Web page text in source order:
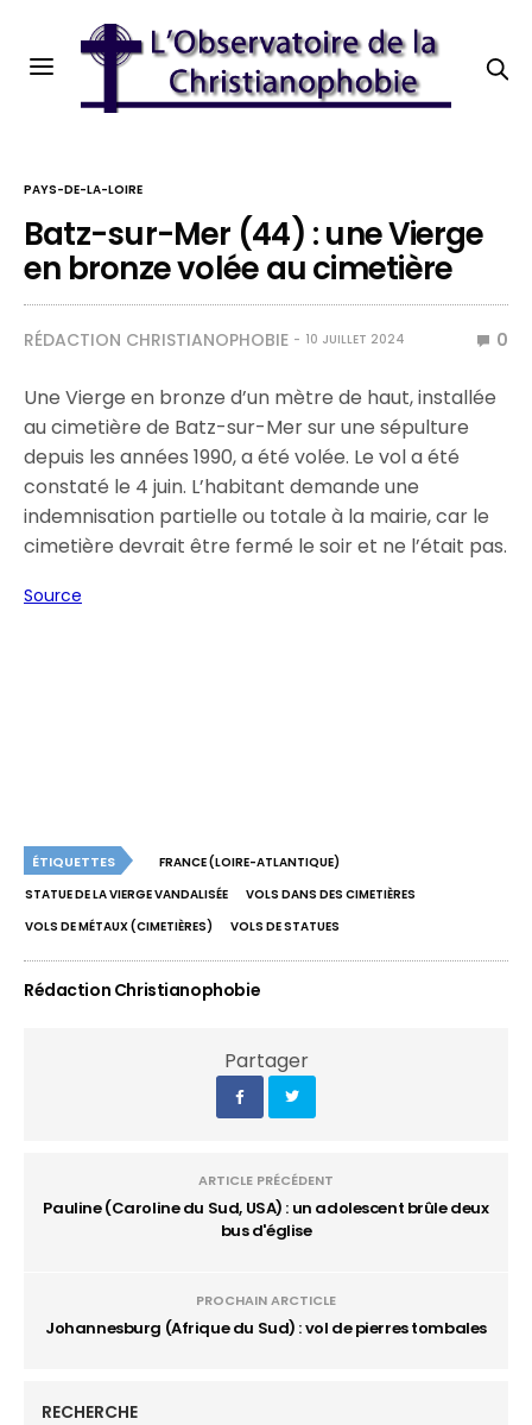
PAYS-DE-LA-LOIRE
Batz-sur-Mer (44) : une Vierge
en bronze volée au cimetière
RÉDACTION CHRISTIANOPHOBIE 10 JUILLET 2024 0
Une Vierge en bronze d’un mètre de haut, installée
au cimetière de Batz-sur-Mer sur une sépulture
depuis les années 1990, a été volée. Le vol a été
constaté le 4 juin. L’habitant demande une
indemnisation partielle ou totale à la mairie, car le
cimetière devrait être fermé le soir et ne l’était pas.
Source
ÉTIQUETTES
FRANCE (LOIRE-ATLANTIQUE)
STATUE DE LA VIERGE VANDALISÉE
VOLS DANS DES CIMETIÈRES
VOLS DE MÉTAUX (CIMETIÈRES)
VOLS DE STATUES
Rédaction Christianophobie
Partager
ARTICLE PRÉCÉDENT
Pauline (Caroline du Sud, USA) : un adolescent brûle deux
bus d'église
PROCHAIN ARCTICLE
Johannesburg (Afrique du Sud) : vol de pierres tombales
RECHERCHE